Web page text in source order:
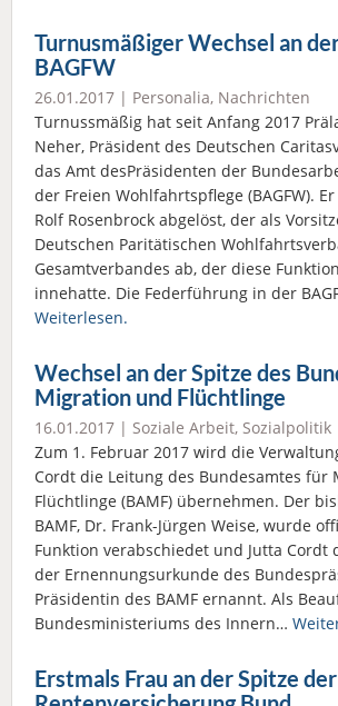
Turnusmäßiger Wechsel an
BAGFW
26.01.2017 | Personalia, Nachrichten
Turnussmäßig hat seit Anfang 2017
Neher, Präsident des Deutschen
das Amt desPräsidenten der
der Freien Wohlfahrtspflege (BAGFW).
Rolf Rosenbrock abgelöst, der als
Deutschen Paritätischen
Gesamtverbandes ab, der diese
innehatte. Die Federführung in der
Weiterlesen.
Wechsel an der Spitze des
Migration und Flüchtlinge
16.01.2017 | Soziale Arbeit, Sozialpolitik
Zum 1. Februar 2017 wird die
Cordt die Leitung des Bundesamtes für
Flüchtlinge (BAMF) übernehmen. Der
BAMF, Dr. Frank-Jürgen Weise, wurde
Funktion verabschiedet und Jutta Cordt
der Ernennungsurkunde des
Präsidentin des BAMF ernannt. Als
Bundesministeriums des Innern…
Erstmals Frau an der Spitze